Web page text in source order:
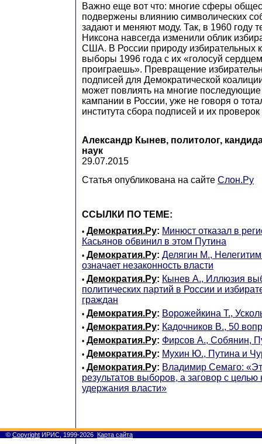
Важно еще вот что: многие сферы
подвержены влиянию символических
задают и меняют моду. Так, в 1960 году
Никсона навсегда изменили облик
США. В России природу избирательных
выборы 1996 года с их «голосуй
проиграешь». Превращение
подписей для Демократической
может повлиять на многие
кампании в России, уже не говоря о
института сбора подписей и их
Александр Кынев, политолог,
наук
29.07.2015
Статья опубликована на сайте Слон.Ру
ССЫЛКИ ПО ТЕМЕ:
• Демократия.Ру: Минюст отказал в
Касьянов обвинил в этом Путина
• Демократия.Ру: Делягин М.,
означает незаконность власти
• Демократия.Ру: Кынев А., Иллюзия
политических партий в России и
граждан
• Демократия.Ру: Ворожейкина Т.,
• Демократия.Ру: Кадочников В., 50
• Демократия.Ру: Фирсов А., Собянин,
• Демократия.Ру: Мухин Ю., Путина и
• Демократия.Ру: Владимир Семаго:
результатов выборов, а заговор с целью
удержания власти»
© Copyright ИРИС, 1999-2026 Карта сайта